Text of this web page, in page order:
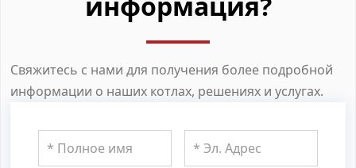
Свяжитесь с нами для получения более подробной
информации о наших котлах, решениях и услугах.